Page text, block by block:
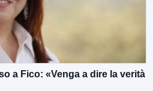
a Fico: «Venga a dire la verità